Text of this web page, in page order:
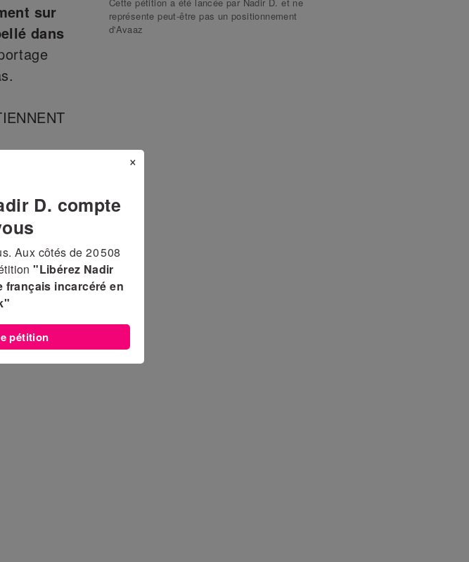
représente peut-être pas un positionnement
d'Avaaz
sur
dans
×
D. compte
Aux côtés de20 508
"Libérez Nadir
français incarcéré en
pétition